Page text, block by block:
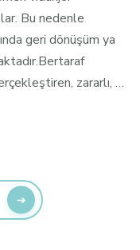
Bu nedenle
geri dönüşüm ya
zararlı, …